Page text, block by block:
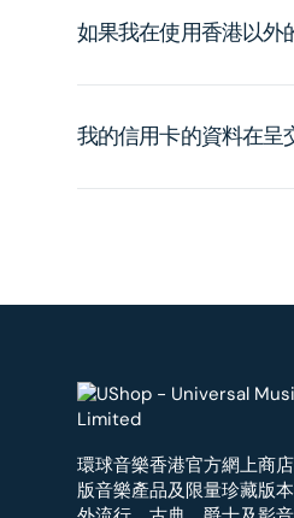
如果我在使用香港以外
我的信用卡的資料在呈
環球音樂香港官方網上商
版音樂產品及限量珍藏版